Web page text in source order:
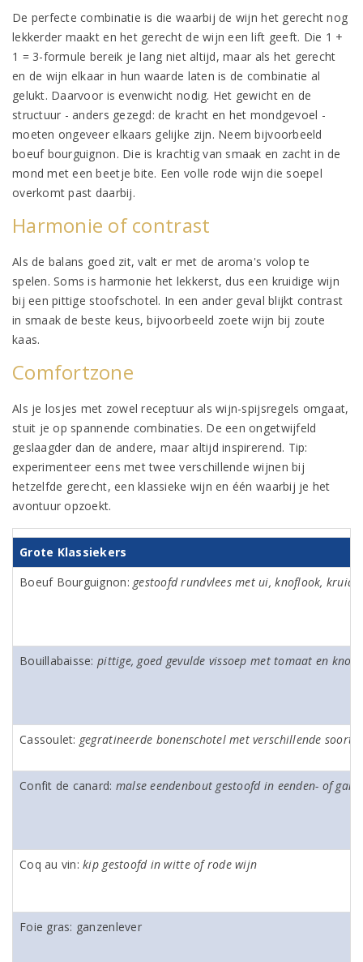
De perfecte combinatie is die waarbij de wijn het gerecht nog
lekkerder maakt en het gerecht de wijn een lift geeft. Die 1 +
1 = 3-formule bereik je lang niet altijd, maar als het gerecht
en de wijn elkaar in hun waarde laten is de combinatie al
gelukt. Daarvoor is evenwicht nodig. Het gewicht en de
structuur - anders gezegd: de kracht en het mondgevoel -
moeten ongeveer elkaars gelijke zijn. Neem bijvoorbeeld
boeuf bourguignon. Die is krachtig van smaak en zacht in de
mond met een beetje bite. Een volle rode wijn die soepel
overkomt past daarbij.
Harmonie of contrast
Als de balans goed zit, valt er met de aroma's volop te
spelen. Soms is harmonie het lekkerst, dus een kruidige wijn
bij een pittige stoofschotel. In een ander geval blijkt contrast
in smaak de beste keus, bijvoorbeeld zoete wijn bij zoute
kaas.
Comfortzone
Als je losjes met zowel receptuur als wijn-spijsregels omgaat,
stuit je op spannende combinaties. De een ongetwijfeld
geslaagder dan de andere, maar altijd inspirerend. Tip:
experimenteer eens met twee verschillende wijnen bij
hetzelfde gerecht, een klassieke wijn en één waarbij je het
avontuur opzoekt.
Grote Klassiekers
Boeuf Bourguignon: gestoofd rundvlees met ui, knoflook,
Bouillabaisse: pittige, goed gevulde vissoep met tomaat en
Cassoulet: gegratineerde bonenschotel met verschillende
Confit de canard: malse eendenbout gestoofd in eenden- of
Coq au vin:kip gestoofd in witte of rode wijn
Foie gras: ganzenlever